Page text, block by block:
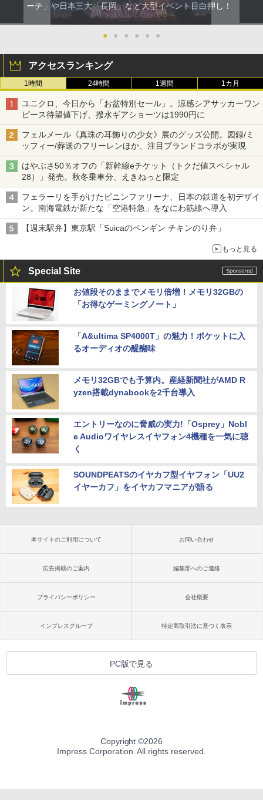
ーチ」や日本三大「長岡」など大型イベント目白押し！
● ● ● ● ● ●
アクセスランキング
1時間 24時間 1週間 1カ月
ユニクロ、今日から「お盆特別セール」。涼感シアサッカーワン
ピース待望値下げ、撥水ギアショーツは1990円に
フェルメール《真珠の耳飾りの少女》展のグッズ公開。図録/ミ
ッフィー/葬送のフリーレンほか、注目ブランドコラボが実現
はやぶさ50％オフの「新幹線eチケット（トクだ値スペシャル
28）」発売。秋冬乗車分、えきねっと限定
フェラーリを手がけたピニンファリーナ、日本の鉄道を初デザイ
ン。南海電鉄が新たな「空港特急」をなにわ筋線へ導入
【週末駅弁】東京駅「Suicaのペンギン チキンのり弁」
もっと見る
Special Site
お値段そのままでメモリ倍増！メモリ32GBの
「お得なゲーミングノート」
「A&ultima SP4000T」の魅力！ポケットに入
るオーディオの醍醐味
メモリ32GBでも予算内。産経新聞社がAMD R
yzen搭載dynabookを2千台導入
エントリーなのに脅威の実力!「Osprey」Nobl
e Audioワイヤレスイヤフォン4機種を一気に聴
く
SOUNDPEATSのイヤカフ型イヤフォン「UU2
イヤーカフ」をイヤカフマニアが語る
本サイトのご利用について お問い合わせ
広告掲載のご案内 編集部へのご連絡
プライバシーポリシー 会社概要
インプレスグループ 特定商取引法に基づく表示
PC版で見る
Copyright ©2026
Impress Corporation. All rights reserved.